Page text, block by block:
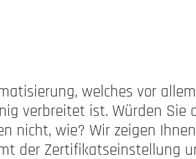
welches vor
verbreitet ist. Würden Sie
nicht, wie? Wir zeigen
der Zertifikatseinstellung